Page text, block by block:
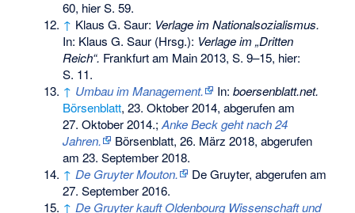
60, hier S. 59.
↑ Klaus G. Saur: Verlage im Nationalsozialismus.
In: Klaus G. Saur (Hrsg.): Verlage im „Dritten
Reich“. Frankfurt am Main 2013, S. 9–15, hier:
S. 11.
↑ Umbau im Management. In:boersenblatt.net.
Börsenblatt, 23. Oktober 2014, abgerufen am
27. Oktober 2014.;Anke Beck geht nach 24
Jahren.
Börsenblatt, 26. März 2018, abgerufen
am 23. September 2018.
↑ De Gruyter Mouton. De Gruyter, abgerufen am
27. September 2016.
↑ De Gruyter kauft Oldenbourg Wissenschaft und